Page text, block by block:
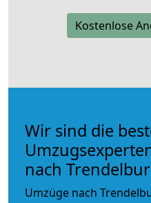
Kostenlose
Wir sind die
nach
Umzüge nach